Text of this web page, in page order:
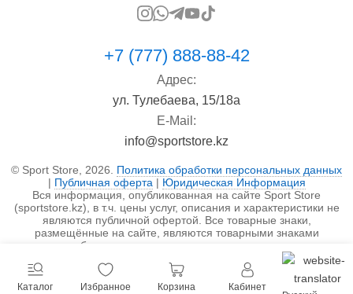
+7 (777) 888-88-42
Адрес:
ул. Тулебаева, 15/18а
E-Mail:
info@sportstore.kz
© Sport Store, 2026. Политика обработки персональных данных
| Публичная оферта | Юридическая Информация
Вся информация, опубликованная на сайте Sport Store
(sportstore.kz), в т.ч. цены услуг, описания и характеристики не
являются публичной офертой. Все товарные знаки,
размещённые на сайте, являются товарными знаками
правообладателя и используются исключительно в
Каталог Избранное Корзина Кабинет